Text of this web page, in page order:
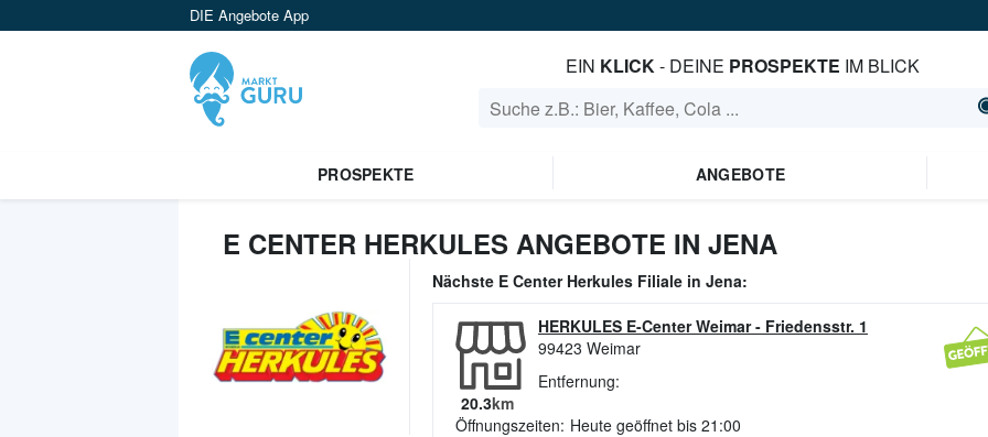
DIE Angebote App
EIN KLICK- DEINE PROSPEKTE IM BLICK
PROSPEKTE ANGEBOTE
E CENTER HERKULES ANGEBOTE IN JENA
Nächste E Center Herkules Filiale in Jena:
HERKULES E-Center Weimar- Friedensstr. 1
99423 Weimar
Entfernung:
20.3km
Öffnungszeiten: Heute geöffnet bis 21:00